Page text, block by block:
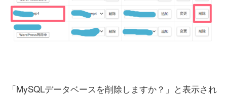
「MySQLデータベースを削除しますか？」と表示され